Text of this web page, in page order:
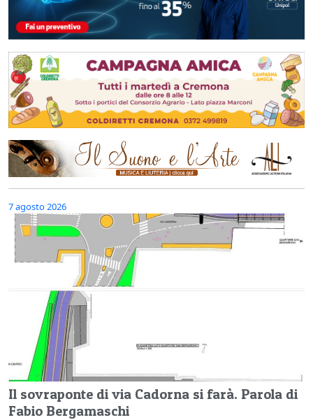
7 agosto 2026
Il sovraponte di via Cadorna si farà. Parola di
Fabio Bergamaschi